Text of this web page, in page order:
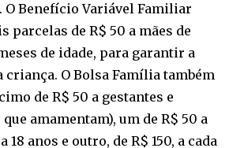
. O Benefício Variável Familiar
parcelas de R$ 50 a mães de
de idade, para garantir a
criança. O Bolsa Família também
de R$ 50 a gestantes e
amamentam), um de R$ 50 a
18 anos e outro, de R$ 150, a cada